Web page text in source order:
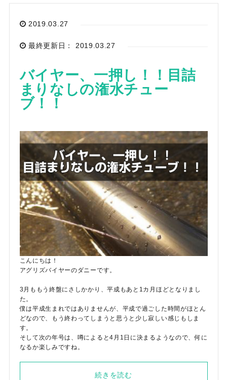
2019.03.27
最終更新日： 2019.03.27
バイヤー、一押し！！目詰
まりなしの潅水チュー
ブ！！
こんにちは！
アグリズバイヤーのダニーです。
3月ももう終盤にさしかかり、平成もあと1カ月ほどとなりまし
た。
僕は平成生まれではありませんが、平成で過ごした時間がほとん
どなので、もう終わってしまうと思うと少し寂しい感じもしま
す。
そして次の年号は、噂によると4月1日に決まるようなので、何に
なるか楽しみですね。
続きを読む